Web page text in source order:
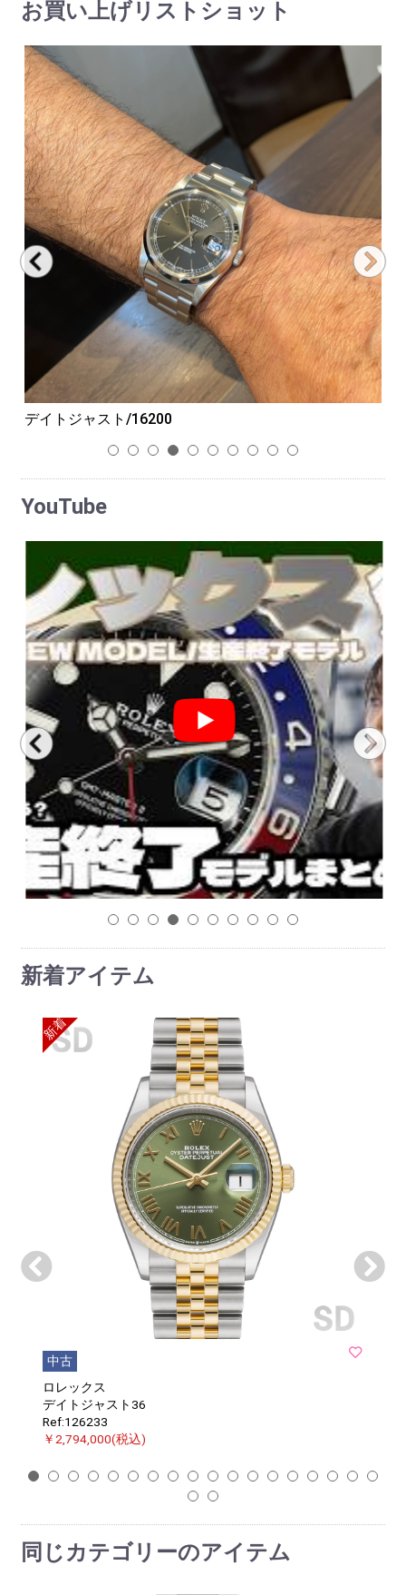
お買い上げリストショット
デイトジャスト/16200
1 2 3 4 5 6 7 8 9 10
YouTube
1 2 3 4 5 6 7 8 9 10
新着アイテム
新着
中古
ロレックス
デイトジャスト36
Ref:126233
￥2,794,000(税込)
1 2 3 4 5 6 7 8 9 10 11 12 13 14 15 16 17
18
19
20
同じカテゴリーのアイテム